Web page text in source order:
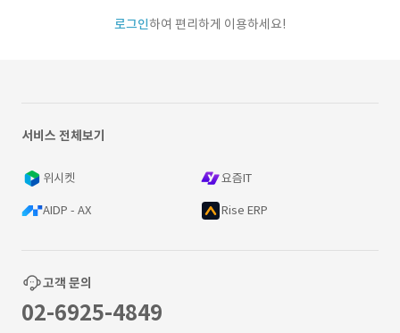
로그인하여 편리하게 이용하세요!
서비스 전체보기
위시켓 요즘IT
AIDP - AX Rise ERP
고객 문의
02-6925-4849